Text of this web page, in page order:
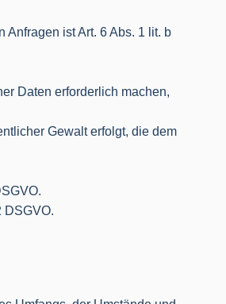
ist Art. 6 Abs. 1 lit. b
Daten erforderlich machen,
Gewalt erfolgt, die dem
DSGVO.